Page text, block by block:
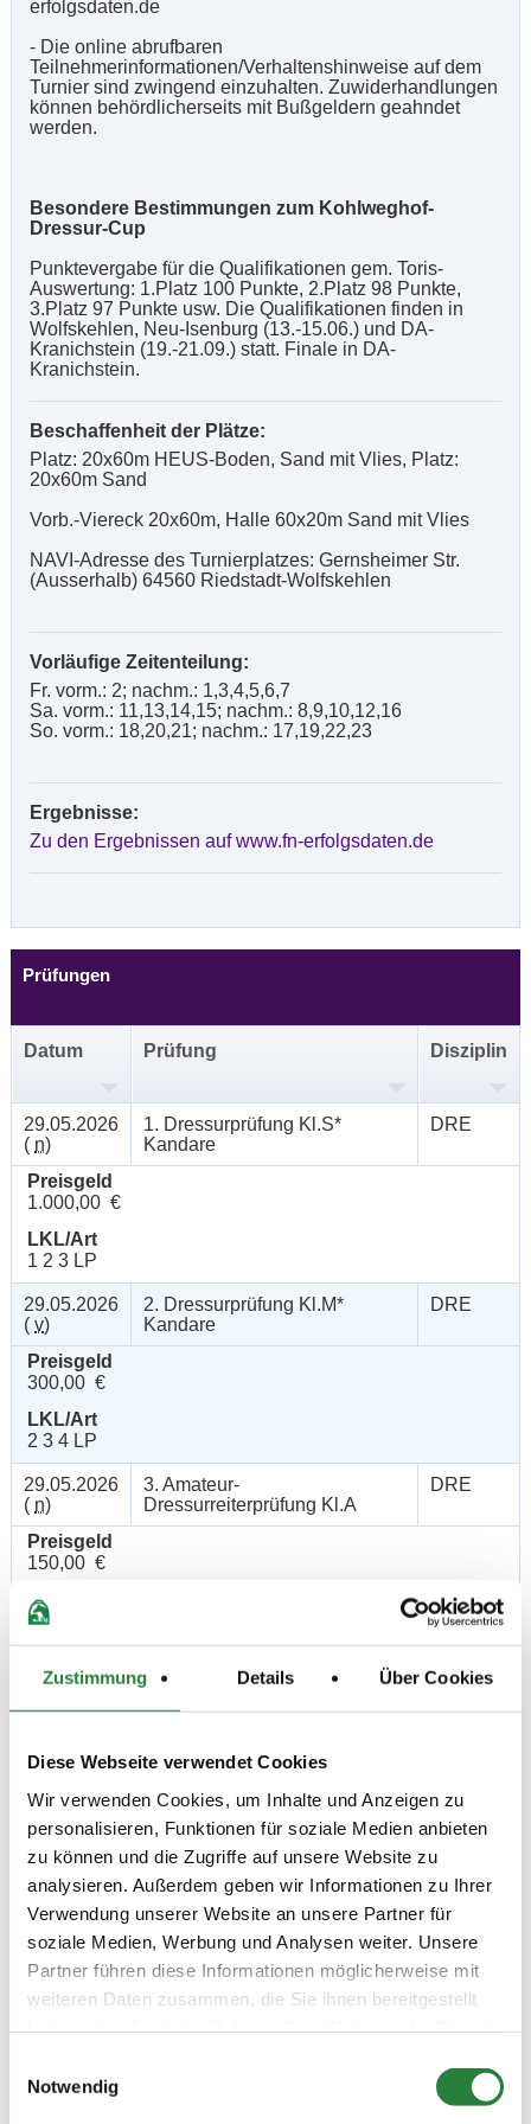
Zustimmung Details Über Cookies
Diese Webseite verwendet Cookies
Wir verwenden Cookies, um Inhalte und Anzeigen zu
personalisieren, Funktionen für soziale Medien anbieten
zu können und die Zugriffe auf unsere Website zu
analysieren. Außerdem geben wir Informationen zu Ihrer
Verwendung unserer Website an unsere Partner für
soziale Medien, Werbung und Analysen weiter. Unsere
Partner führen diese Informationen möglicherweise mit
weiteren Daten zusammen, die Sie ihnen bereitgestellt
Notwendig
erfolgsdaten.de
- Die online abrufbaren
Teilnehmerinformationen/Verhaltenshinweise auf dem
Turnier sind zwingend einzuhalten. Zuwiderhandlungen
können behördlicherseits mit Bußgeldern geahndet
werden.
Besondere Bestimmungen zum Kohlweghof-
Dressur-Cup
Punktevergabe für die Qualifikationen gem. Toris-
Auswertung: 1.Platz 100 Punkte, 2.Platz 98 Punkte,
3.Platz 97 Punkte usw. Die Qualifikationen finden in
Wolfskehlen, Neu-Isenburg (13.-15.06.) und DA-
Kranichstein (19.-21.09.) statt. Finale in DA-
Kranichstein.
Beschaffenheit der Plätze:
Platz: 20x60m HEUS-Boden, Sand mit Vlies, Platz:
20x60m Sand
Vorb.-Viereck 20x60m, Halle 60x20m Sand mit Vlies
NAVI-Adresse des Turnierplatzes: Gernsheimer Str.
(Ausserhalb) 64560 Riedstadt-Wolfskehlen
Vorläufige Zeitenteilung:
Fr. vorm.: 2; nachm.: 1,3,4,5,6,7
Sa. vorm.: 11,13,14,15; nachm.: 8,9,10,12,16
So. vorm.: 18,20,21; nachm.: 17,19,22,23
Ergebnisse:
Zu den Ergebnissen auf www.fn-erfolgsdaten.de
Prüfungen
Datum Prüfung Disziplin
29.05.2026
( n)
1. Dressurprüfung Kl.S*
Kandare
DRE
Preisgeld
1.000,00 €
LKL/Art
1 2 3 LP
29.05.2026
( v)
2. Dressurprüfung Kl.M*
Kandare
DRE
Preisgeld
300,00 €
LKL/Art
2 3 4 LP
29.05.2026
( n)
3. Amateur-
Dressurreiterprüfung Kl.A
DRE
Preisgeld
150,00 €
LKL/Art
5 6 LP
n)
1 2 3 4 5 6 LP
29.05.2026
(n)
Preisgeld
150,00 €
LKL/Art
1 2 3 4 5 6 LP
Preisgeld